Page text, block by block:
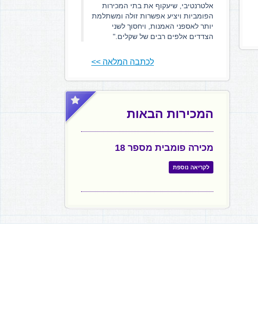
אלטרנטיבי, שיעקוף את בתי המכירות
הפומביות ויציע אפשרות זולה ומשתלמת
יותר לאספני האמנות, ויחסוך לשני
הצדדים אלפים רבים של שקלים."
לכתבה המלאה >>
המכירות הבאות
מכירה פומבית מספר 18
לקריאה נוספת